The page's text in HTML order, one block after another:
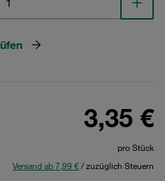
3,35 €
pro Stück
Versand ab 7,99 €/ zuzüglich Steuern